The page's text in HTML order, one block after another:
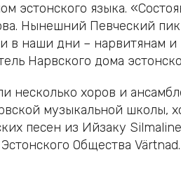
языка.
Нынешний Певческий
в наши дни – нарвитянам
Нарвского дома
несколько хоров и
музыкальной
песен из Ийзаку
Общества